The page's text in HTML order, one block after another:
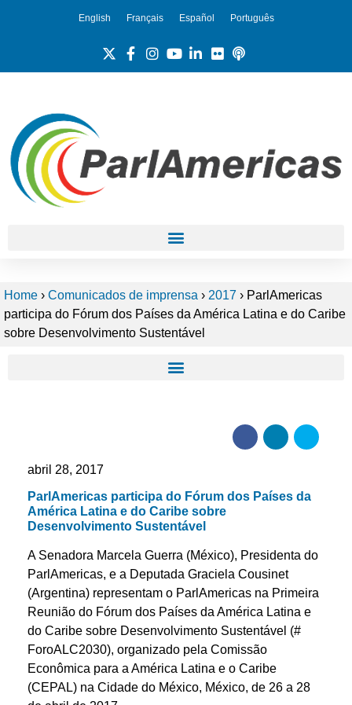
English Français Español Português
Home › Comunicados de imprensa › 2017 › ParlAmericas
participa do Fórum dos Países da América Latina e do Caribe
sobre Desenvolvimento Sustentável
abril 28, 2017
ParlAmericas participa do Fórum dos Países da
América Latina e do Caribe sobre
Desenvolvimento Sustentável
A Senadora Marcela Guerra (México), Presidenta do
ParlAmericas, e a Deputada Graciela Cousinet
(Argentina) representam o ParlAmericas na Primeira
Reunião do Fórum dos Países da América Latina e
do Caribe sobre Desenvolvimento Sustentável (#
ForoALC2030), organizado pela Comissão
Econômica para a América Latina e o Caribe
(CEPAL) na Cidade do México, México, de 26 a 28